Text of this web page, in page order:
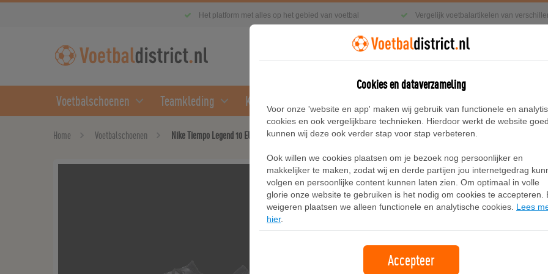
Het platform met alles op het gebied van voetbal Vergelijk voetbalartikelen van
Voetbalschoenen Teamkleding Kleding
Home Voetbalschoenen Nike Tiempo Legend 10 Elite low top voetbalschoenen (stevige ondergrond) - Zwart
Nike Tiempo Legend 10 Elite low
ondergrond) - Zwart
Cookies en dataverzameling
Voor onze 'website en app' maken wij gebruik van functionele en
cookies en ook vergelijkbare technieken. Hierdoor werkt de website
kunnen wij deze ook verder stap voor stap verbeteren.
Ook willen we cookies plaatsen om je bezoek nog persoonlijker en
makkelijker te maken, zodat wij en derde partijen jou internetgedrag
volgen en persoonlijke content kunnen laten zien. Om optimaal in volle
glorie onze website te gebruiken is het nodig om cookies te accepteren.
weigeren plaatsen we alleen functionele en analytische cookies. Lees
hier.
Accepteer